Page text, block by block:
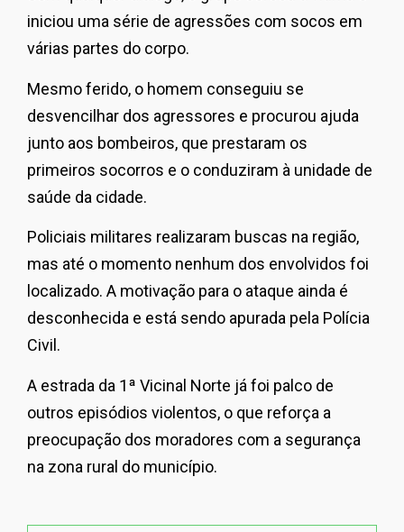
iniciou uma série de agressões com socos em
várias partes do corpo.
Mesmo ferido, o homem conseguiu se
desvencilhar dos agressores e procurou ajuda
junto aos bombeiros, que prestaram os
primeiros socorros e o conduziram à unidade de
saúde da cidade.
Policiais militares realizaram buscas na região,
mas até o momento nenhum dos envolvidos foi
localizado. A motivação para o ataque ainda é
desconhecida e está sendo apurada pela Polícia
Civil.
A estrada da 1ª Vicinal Norte já foi palco de
outros episódios violentos, o que reforça a
preocupação dos moradores com a segurança
na zona rural do município.